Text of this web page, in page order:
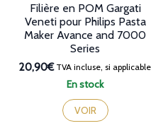
En stock
Filière en POM Gargati
Veneti pour Philips Pasta
Maker Avance and 7000
Series
20,90€TVA incluse, si applicable
VOIR